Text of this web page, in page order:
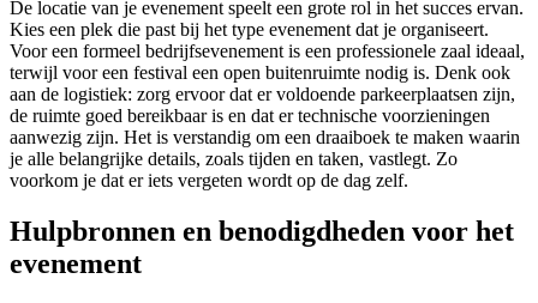
De locatie van je evenement speelt een grote rol in het succes ervan.
Kies een plek die past bij het type evenement dat je organiseert.
Voor een formeel bedrijfsevenement is een professionele zaal ideaal,
terwijl voor een festival een open buitenruimte nodig is. Denk ook
aan de logistiek: zorg ervoor dat er voldoende parkeerplaatsen zijn,
de ruimte goed bereikbaar is en dat er technische voorzieningen
aanwezig zijn. Het is verstandig om een draaiboek te maken waarin
je alle belangrijke details, zoals tijden en taken, vastlegt. Zo
voorkom je dat er iets vergeten wordt op de dag zelf.
Hulpbronnen en benodigdheden voor het
evenement